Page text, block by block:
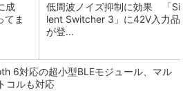
成
てま
低周波ノイズ抑制に効果 「Si
lent Switcher 3」に42V入力品
が登...
6対応の超小型BLEモジュール、マル
コルも対応